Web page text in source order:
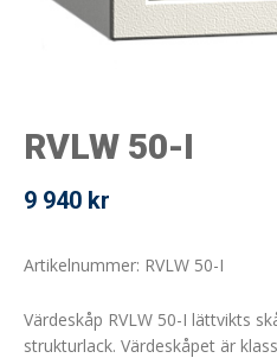
RVLW 50-I
9 940 kr
Artikelnummer: RVLW 50-I
Värdeskåp RVLW 50-I lättvikts
strukturlack. Värdeskåpet är